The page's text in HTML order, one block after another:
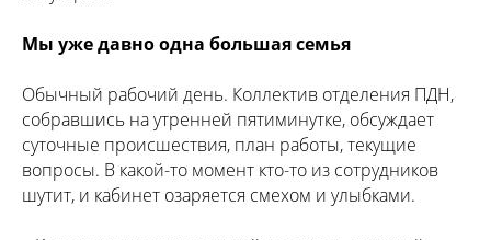
Мы уже давно одна большая семья
Обычный рабочий день. Коллектив отделения ПДН,
собравшись на утренней пятиминутке, обсуждает
суточные происшествия, план работы, текущие
вопросы. В какой-то момент кто-то из сотрудников
шутит, и кабинет озаряется смехом и улыбками.